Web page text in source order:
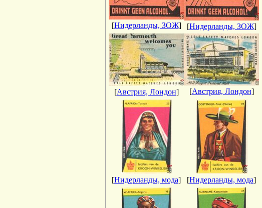
[Нидерланды, ЗОЖ] [Нидерланды, ЗОЖ]
[Австрия, Лондон] [Австрия, Лондон]
[Нидерланды, мода] [Нидерланды, мода]